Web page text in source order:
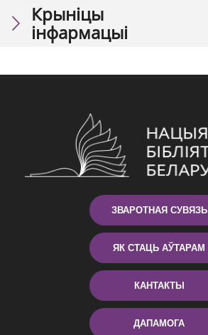
Крыніцы
інфармацыі
ЗВАРОТНАЯ СУВЯЗЬ
ЯК СТАЦЬ АЎТАРАМ
КАНТАКТЫ
ДАПАМОГА